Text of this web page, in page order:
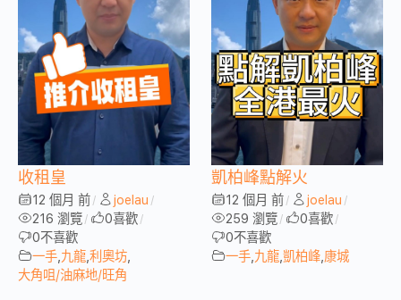
收租皇
12 個月 前 / joelau /
216 瀏覽 / 0喜歡 /
0不喜歡
一手 九龍 利奧坊
大角咀/油麻地/旺角
凱柏峰點解火
12 個月 前 / joelau /
259 瀏覽 / 0喜歡 /
0不喜歡
一手 九龍 凱柏峰 康城